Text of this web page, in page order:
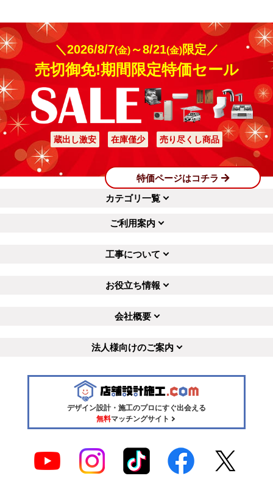
＼2026/8/7(金)～8/21(金)限定／
売切御免!期間限定特価セール
蔵出し激安 在庫僅少 売り尽くし商品
特価ページはコチラ
カテゴリ一覧
ご利用案内
工事について
お役立ち情報
会社概要
法人様向けのご案内
デザイン設計・施工のプロにすぐ出会える
無料マッチングサイト